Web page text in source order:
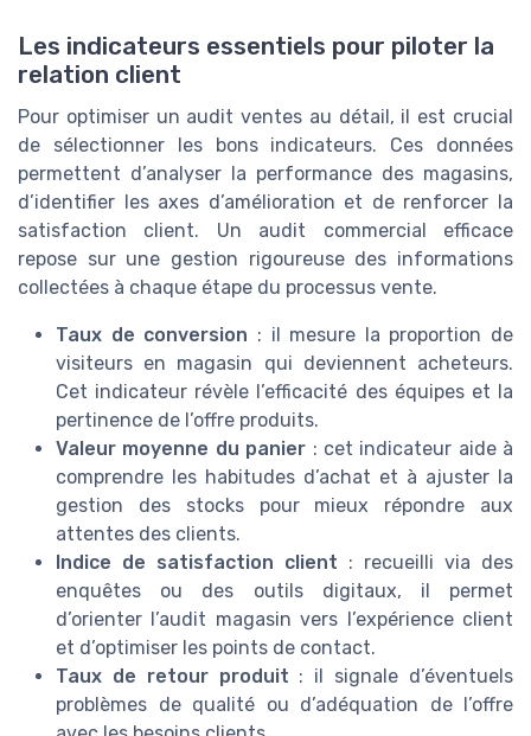
Les indicateurs essentiels pour piloter la
relation client
Pour optimiser un audit ventes au détail, il est crucial
de sélectionner les bons indicateurs. Ces données
permettent d’analyser la performance des magasins,
d’identifier les axes d’amélioration et de renforcer la
satisfaction client. Un audit commercial efficace
repose sur une gestion rigoureuse des informations
collectées à chaque étape du processus vente.
Taux de conversion : il mesure la proportion de
visiteurs en magasin qui deviennent acheteurs.
Cet indicateur révèle l’efficacité des équipes et la
pertinence de l’offre produits.
Valeur moyenne du panier : cet indicateur aide à
comprendre les habitudes d’achat et à ajuster la
gestion des stocks pour mieux répondre aux
attentes des clients.
Indice de satisfaction client : recueilli via des
enquêtes ou des outils digitaux, il permet
d’orienter l’audit magasin vers l’expérience client
et d’optimiser les points de contact.
Taux de retour produit : il signale d’éventuels
problèmes de qualité ou d’adéquation de l’offre